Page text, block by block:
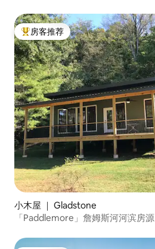
热门「房客推荐」
房客推荐
小木屋 ｜ Gladstone
「Paddlemore」詹姆斯河河滨房源